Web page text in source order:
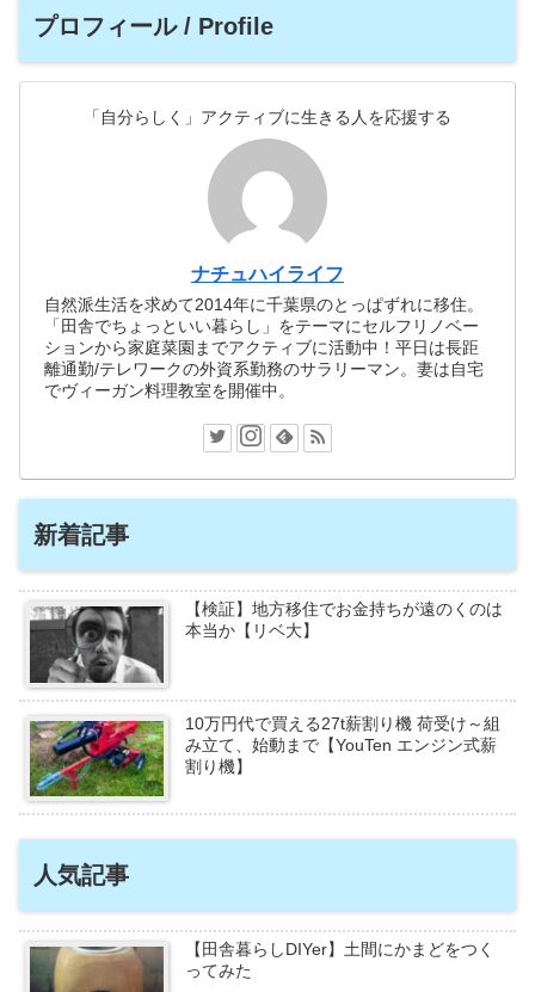
プロフィール / Profile
「自分らしく」アクティブに生きる人を応援する
ナチュハイライフ
自然派生活を求めて2014年に千葉県のとっぱずれに移住。
「田舎でちょっといい暮らし」をテーマにセルフリノベー
ションから家庭菜園までアクティブに活動中！平日は長距
離通勤/テレワークの外資系勤務のサラリーマン。妻は自宅
でヴィーガン料理教室を開催中。
新着記事
【検証】地方移住でお金持ちが遠のくのは
本当か【リベ大】
10万円代で買える27t薪割り機 荷受け～組
み立て、始動まで【YouTen エンジン式薪
割り機】
人気記事
【田舎暮らしDIYer】土間にかまどをつく
ってみた